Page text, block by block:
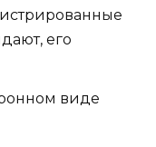
его
виде